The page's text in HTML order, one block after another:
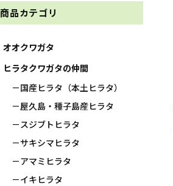
商品カテゴリ
オオクワガタ
ヒラタクワガタの仲間
国産ヒラタ（本土ヒラタ）
屋久島・種子島産ヒラタ
スジブトヒラタ
サキシマヒラタ
アマミヒラタ
イキヒラタ